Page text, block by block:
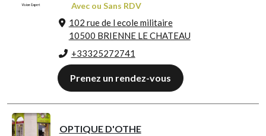
Avec ou Sans RDV
102 rue de l ecole militaire
10500 BRIENNE LE CHATEAU
+33325272741
Prenez un rendez-vous
OPTIQUE D'OTHE